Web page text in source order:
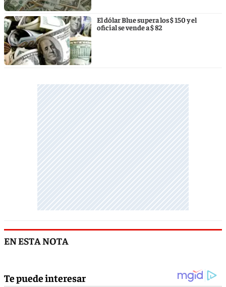
El dólar Blue supera los $ 150 y el
oficial se vende a $ 82
EN ESTA NOTA